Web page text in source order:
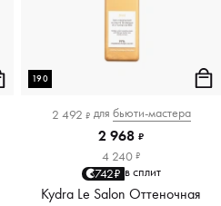
190
2 492 ₽ для бьюти-мастера
2 968 ₽
4 240 ₽
742₽ в сплит
Kydra Le Salon Оттеночная